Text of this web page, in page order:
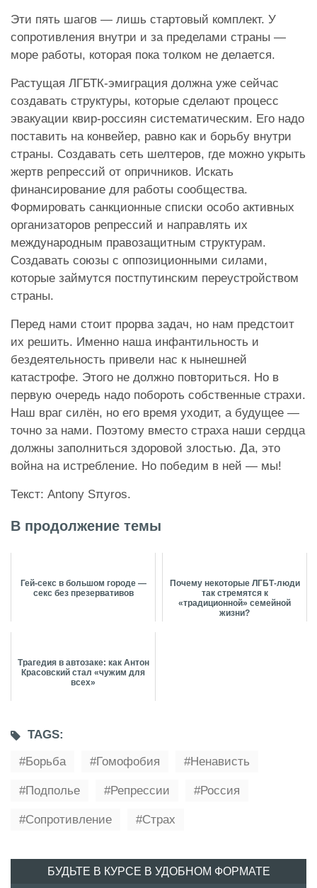
Эти пять шагов — лишь стартовый комплект. У
сопротивления внутри и за пределами страны —
море работы, которая пока толком не делается.
Растущая ЛГБТК-эмиграция должна уже сейчас
создавать структуры, которые сделают процесс
эвакуации квир-россиян систематическим. Его надо
поставить на конвейер, равно как и борьбу внутри
страны. Создавать сеть шелтеров, где можно укрыть
жертв репрессий от опричников. Искать
финансирование для работы сообщества.
Формировать санкционные списки особо активных
организаторов репрессий и направлять их
международным правозащитным структурам.
Создавать союзы с оппозиционными силами,
которые займутся постпутинским переустройством
страны.
Перед нами стоит прорва задач, но нам предстоит
их решить. Именно наша инфантильность и
бездеятельность привели нас к нынешней
катастрофе. Этого не должно повториться. Но в
первую очередь надо побороть собственные страхи.
Наш враг силён, но его время уходит, а будущее —
точно за нами. Поэтому вместо страха наши сердца
должны заполниться здоровой злостью. Да, это
война на истребление. Но победим в ней — мы!
Текст: Antony Sπyros.
В продолжение темы
Гей-секс в большом городе —
секс без презервативов
Почему некоторые ЛГБТ-люди
так стремятся к
«традиционной» семейной
жизни?
Трагедия в автозаке: как Антон
Красовский стал «чужим для
всех»
TAGS:
Борьба
Гомофобия Ненависть
Подполье Репрессии Россия
Сопротивление Страх
БУДЬТЕ В КУРСЕ В УДОБНОМ ФОРМАТЕ